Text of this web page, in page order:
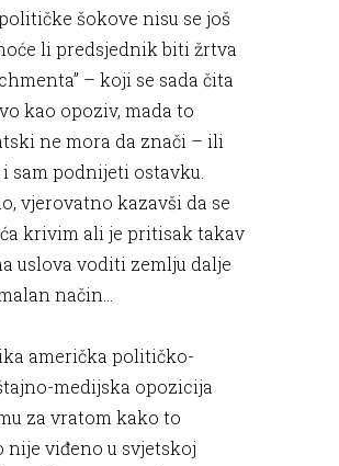
šokove nisu se još
li predsjednik biti žrtva
– koji se sada čita
kao opoziv, mada to
ne mora da znači – ili
i sam podnijeti ostavku.
vjerovatno kazavši da se
krivim ali je pritisak takav
uslova voditi zemlju dalje
način...
američka političko-
medijska opozicija
za vratom kako to
nije viđeno u svjetskoj